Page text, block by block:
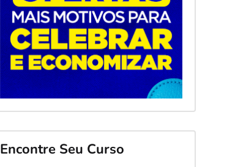
Encontre Seu Curso